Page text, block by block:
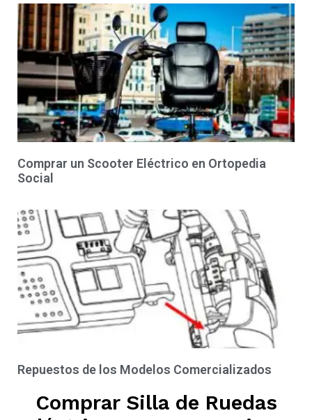
Comprar un Scooter Eléctrico en Ortopedia
Social
Repuestos de los Modelos Comercializados
Comprar Silla de Ruedas